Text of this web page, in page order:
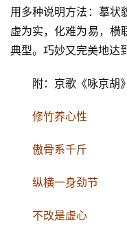
用多种说明方法：摹状
虚为实，化难为易，横
典型。巧妙又完美地达
附：京歌《咏京胡
修竹养心性
傲骨系千斤
纵横一身劲节
不改是虚心